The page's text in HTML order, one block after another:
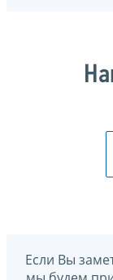
Если Вы